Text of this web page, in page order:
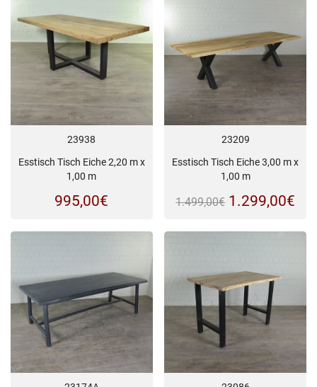
23938
Esstisch Tisch Eiche 2,20 m x
1,00 m
995,00€
23209
Esstisch Tisch Eiche 3,00 m x
1,00 m
1.499,00€ Il
1.499,00€.
1.299,00€